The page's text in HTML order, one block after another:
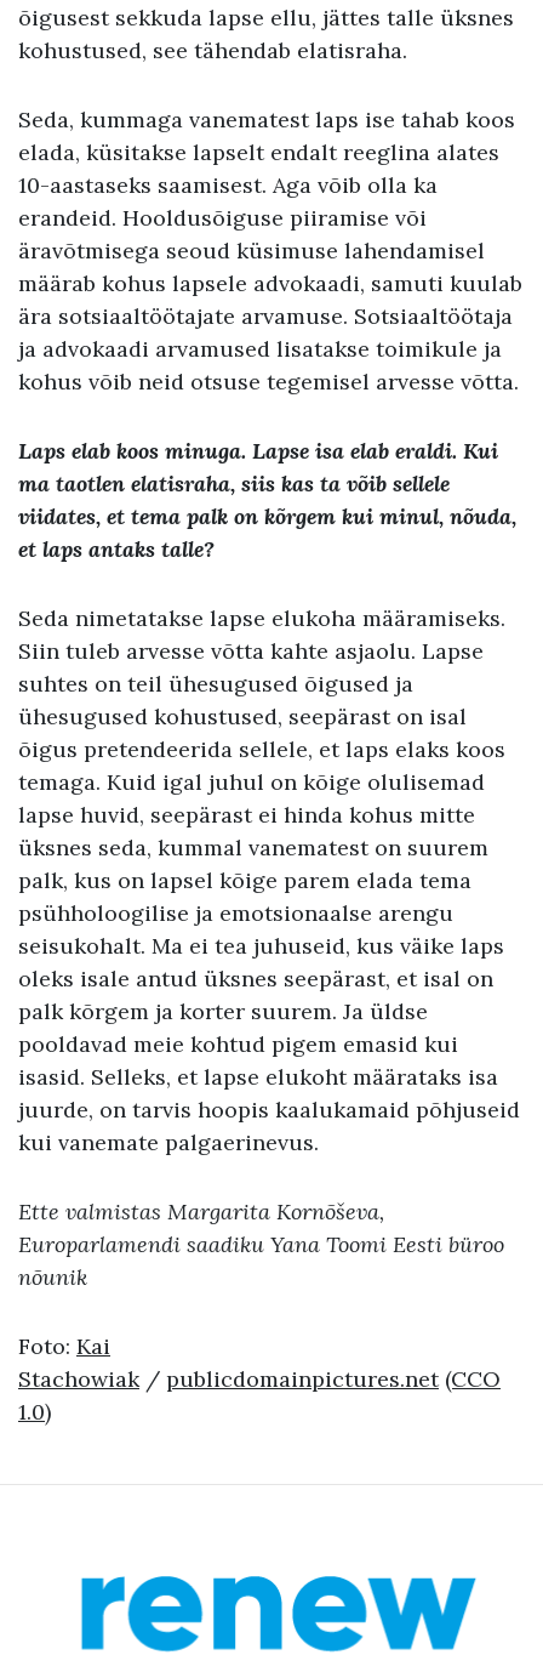
õigusest sekkuda lapse ellu, jättes talle üksnes
kohustused, see tähendab elatisraha.
Seda, kummaga vanematest laps ise tahab koos
elada, küsitakse lapselt endalt reeglina alates
10-aastaseks saamisest. Aga võib olla ka
erandeid. Hooldusõiguse piiramise või
äravõtmisega seoud küsimuse lahendamisel
määrab kohus lapsele advokaadi, samuti kuulab
ära sotsiaaltöötajate arvamuse. Sotsiaaltöötaja
ja advokaadi arvamused lisatakse toimikule ja
kohus võib neid otsuse tegemisel arvesse võtta.
Laps elab koos minuga. Lapse isa elab eraldi. Kui
ma taotlen elatisraha, siis kas ta võib sellele
viidates, et tema palk on kõrgem kui minul, nõuda,
et laps antaks talle?
Seda nimetatakse lapse elukoha määramiseks.
Siin tuleb arvesse võtta kahte asjaolu. Lapse
suhtes on teil ühesugused õigused ja
ühesugused kohustused, seepärast on isal
õigus pretendeerida sellele, et laps elaks koos
temaga. Kuid igal juhul on kõige olulisemad
lapse huvid, seepärast ei hinda kohus mitte
üksnes seda, kummal vanematest on suurem
palk, kus on lapsel kõige parem elada tema
psühholoogilise ja emotsionaalse arengu
seisukohalt. Ma ei tea juhuseid, kus väike laps
oleks isale antud üksnes seepärast, et isal on
palk kõrgem ja korter suurem. Ja üldse
pooldavad meie kohtud pigem emasid kui
isasid. Selleks, et lapse elukoht määrataks isa
juurde, on tarvis hoopis kaalukamaid põhjuseid
kui vanemate palgaerinevus.
Ette valmistas Margarita Kornõševa,
Europarlamendi saadiku Yana Toomi Eesti büroo
nõunik
Foto: Kai
Stachowiak/ publicdomainpictures.net (CCO
1.0)